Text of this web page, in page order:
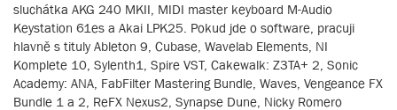
sluchátka AKG 240 MKII, MIDI master keyboard M-Audio
Keystation 61es a Akai LPK25. Pokud jde o software, pracuji
hlavně s tituly Ableton 9, Cubase, Wavelab Elements, NI
Komplete 10, Sylenth1, Spire VST, Cakewalk: Z3TA+ 2, Sonic
Academy: ANA, FabFilter Mastering Bundle, Waves, Vengeance FX
Bundle 1 a 2, ReFX Nexus2, Synapse Dune, Nicky Romero